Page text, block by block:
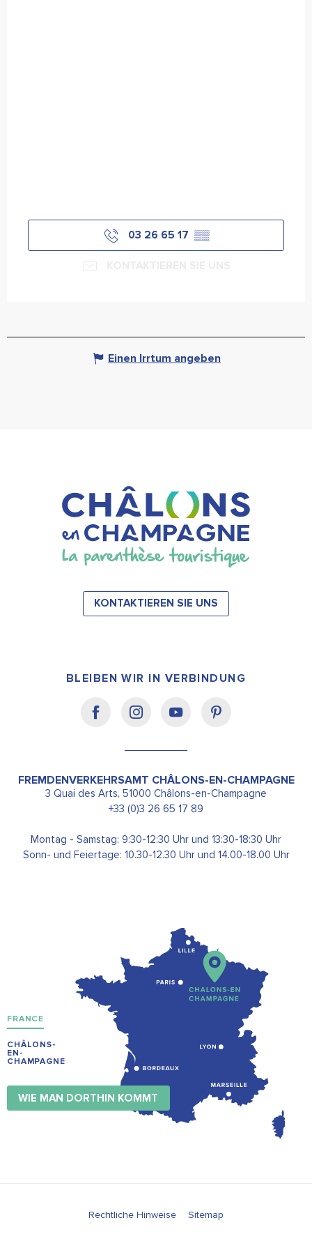
03 26 65 17 ▒▒
Einen Irrtum angeben
KONTAKTIEREN SIE UNS
BLEIBEN WIR IN VERBINDUNG
FREMDENVERKEHRSAMT CHÂLONS-EN-CHAMPAGNE
3 Quai des Arts, 51000 Châlons-en-Champagne
+33 (0)3 26 65 17 89
Montag - Samstag: 9:30-12:30 Uhr und 13:30-18:30 Uhr
Sonn- und Feiertage: 10.30-12.30 Uhr und 14.00-18.00 Uhr
FRANCE
CHÂLONS-
EN-
CHAMPAGNE
WIE MAN DORTHIN KOMMT
Rechtliche Hinweise Sitemap